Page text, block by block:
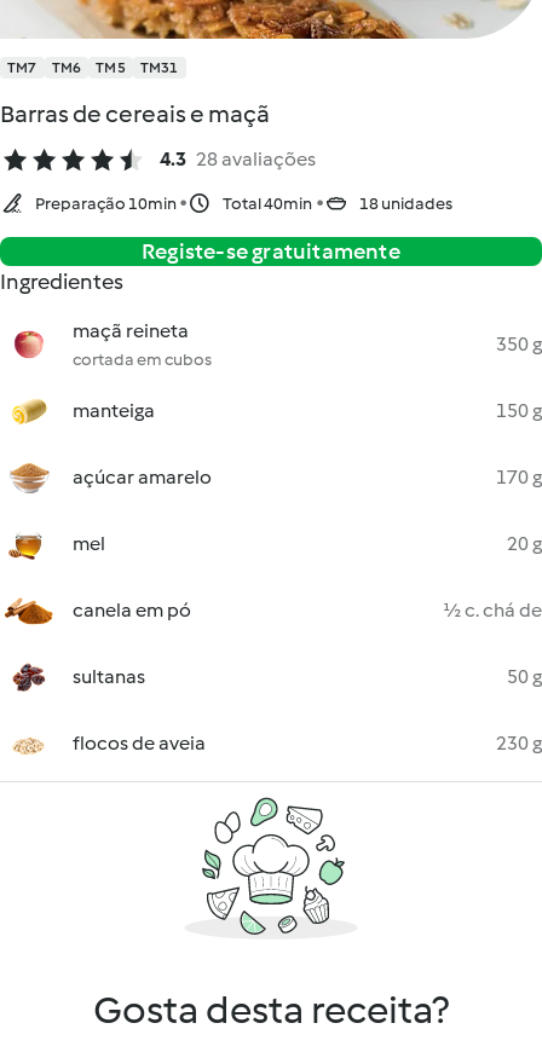
TM7 TM6 TM5 TM31
Barras de cereais e maçã
4.3 28 avaliações
Preparação 10min Total 40min 18 unidades
Registe-se gratuitamente
Ingredientes
maçã reineta
cortada em cubos
350 g
manteiga 150 g
açúcar amarelo 170 g
mel 20 g
canela em pó ½ c. chá de
sultanas 50 g
flocos de aveia 230 g
Gosta desta receita?